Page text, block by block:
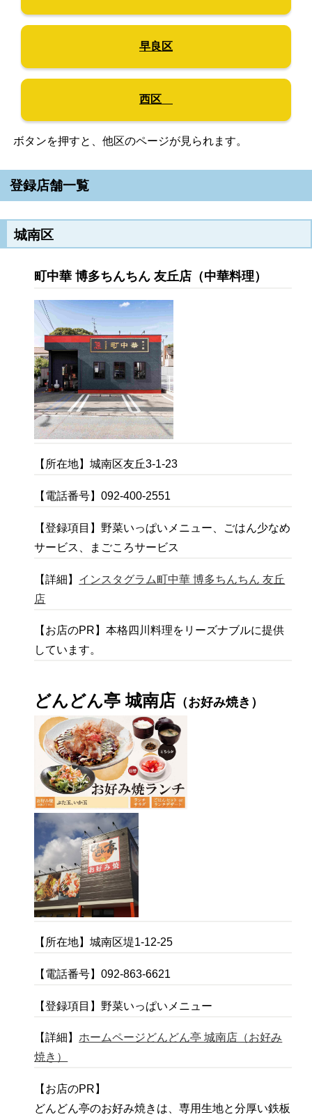
早良区
西区
ボタンを押すと、他区のページが見られます。
登録店舗一覧
城南区
町中華 博多ちんちん 友丘店（中華料理）
【所在地】城南区友丘3-1-23
【電話番号】092-400-2551
【登録項目】野菜いっぱいメニュー、ごはん少なめ
サービス、まごころサービス
【詳細】 インスタグラム町中華 博多ちんちん 友丘
店
【お店のPR】本格四川料理をリーズナブルに提供
しています。
どんどん亭 城南店 （お好み焼き）
【所在地】城南区堤1-12-25
【電話番号】092-863-6621
【登録項目】野菜いっぱいメニュー
【詳細】ホームページどんどん亭 城南店（お好み
焼き）
【お店のPR】
どんどん亭のお好み焼きは、専用生地と分厚い鉄板